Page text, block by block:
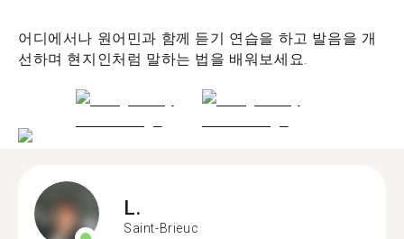
어디에서나 원어민과 함께 듣기 연습을 하고 발음을 개
선하며 현지인처럼 말하는 법을 배워보세요.
L.
Saint-Brieuc